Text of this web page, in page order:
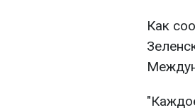
Как